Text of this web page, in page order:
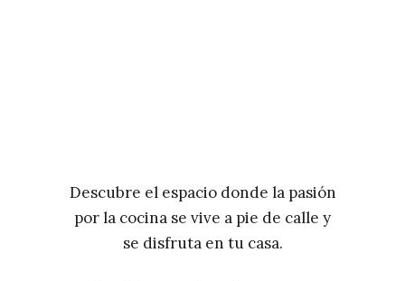
Descubre el espacio donde la pasión
por la cocina se vive a pie de calle y
se disfruta en tu casa.